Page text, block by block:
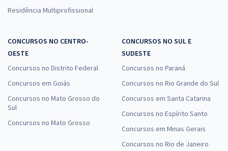
Residência Multiprofissional
CONCURSOS NO CENTRO-
OESTE
Concursos no Distrito Federal
Concursos em Goiás
Concursos no Mato Grosso do
Sul
Concursos no Mato Grosso
CONCURSOS NO SUL E
SUDESTE
Concursos no Paraná
Concursos no Rio Grande do Sul
Concursos em Santa Catarina
Concursos no Espírito Santo
Concursos em Minas Gerais
Concursos no Rio de Janeiro